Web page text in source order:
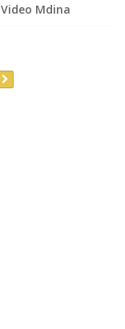
Video Mdina